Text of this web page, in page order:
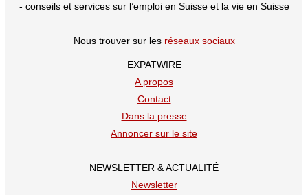
- conseils et services sur l’emploi en Suisse et la vie en Suisse
Nous trouver sur les réseaux sociaux
EXPATWIRE
A propos
Contact
Dans la presse
Annoncer sur le site
NEWSLETTER & ACTUALITÉ
Newsletter